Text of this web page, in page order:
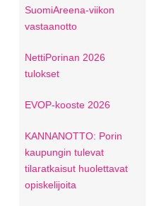
SuomiAreena-viikon
vastaanotto
NettiPorinan 2026
tulokset
EVOP-kooste 2026
KANNANOTTO: Porin
kaupungin tulevat
tilaratkaisut huolettavat
opiskelijoita